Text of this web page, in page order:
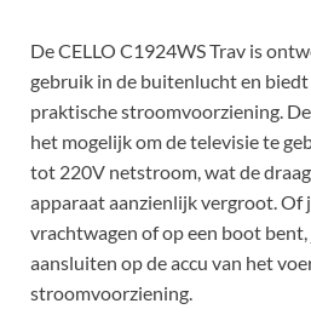
De CELLO C1924WS Trav is
gebruik in de buitenlucht en
praktische stroomvoorziening.
het mogelijk om de televisie te
tot 220V netstroom, wat de
apparaat aanzienlijk vergroot. Of
vrachtwagen of op een boot
aansluiten op de accu van het
stroomvoorziening.